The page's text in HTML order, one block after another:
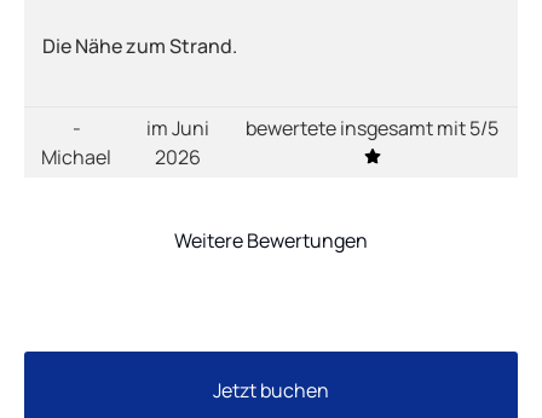
Die Nähe zum Strand.
-
Michael
im Juni
2026
bewertete insgesamt mit 5/5
Weitere Bewertungen
Jetzt buchen